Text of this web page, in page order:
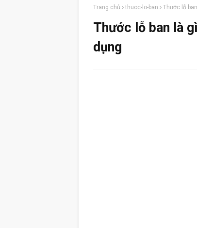
Trang chủ thuoc-lo-ban Thước lỗ
Thước lỗ ban là
dụng